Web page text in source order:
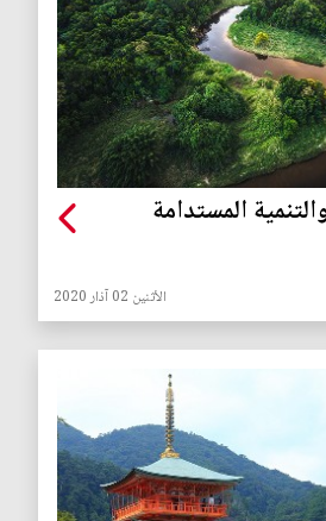
المستدامة
الأثنين 02 آذار 2020